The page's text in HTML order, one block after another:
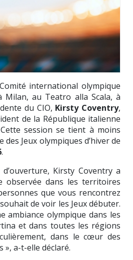
international olympique
Milan, au Teatro alla Scala, à
du CIO, Kirsty Coventry,
de la République italienne
session se tient à moins
des Jeux olympiques d’hiver de
.
Kirsty Coventry a
observée dans les territoires
que vous rencontrez
de voir les Jeux débuter.
ambiance olympique dans les
et dans toutes les régions
dans le cœur des
», a-t-elle déclaré.